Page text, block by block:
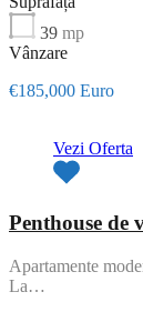
39 mp
Vânzare
€185,000 Euro
Vezi Oferta
Penthouse de
Apartamente
La…